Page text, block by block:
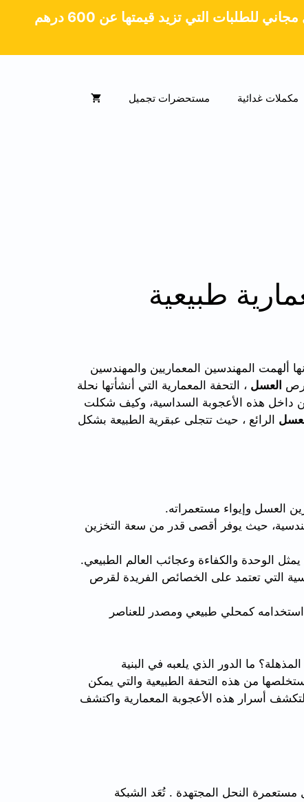
للطلبات التي تزيد قيمتها عن 600 درهم
مكملات غدائية مستحضرات تجميل
طبيعية
ألهمت المهندسين المعماريين والمهندسين
العسل ، التحفة المعمارية التي أنشأتها نحلة
داخل هذه الأعجوبة السداسية، وكيف شكلت
الرائع ، حيث تتجلى عبقرية الطبيعة بشكل
العسل وإيواء مستعمراته.
حيث يوفر أقصى قدر من سعة التخزين
الوحدة والكفاءة وعجائب العالم الطبيعي.
التي تعتمد على الخصائص الفريدة لقرص
كمحلي طبيعي ومصدر للعناصر
ما الدور الذي يلعبه في البنية
من هذه التحفة الطبيعية والتي يمكن
أسرار هذه الأعجوبة المعمارية واكتشف
النحل المجتهدة . تُعَد الشبكة